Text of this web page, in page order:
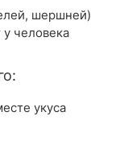
шершней)
человека
укуса